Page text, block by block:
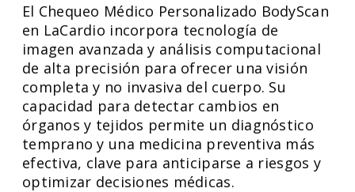
El Chequeo Médico Personalizado BodyScan
en LaCardio incorpora tecnología de
imagen avanzada y análisis computacional
de alta precisión para ofrecer una visión
completa y no invasiva del cuerpo. Su
capacidad para detectar cambios en
órganos y tejidos permite un diagnóstico
temprano y una medicina preventiva más
efectiva, clave para anticiparse a riesgos y
optimizar decisiones médicas.